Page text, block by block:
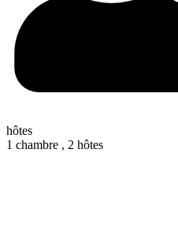
hôtes
1 chambre , 2 hôtes